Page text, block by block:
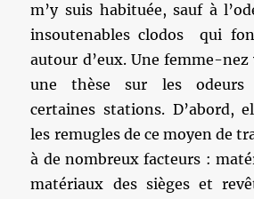
m’y suis habituée, sauf à
insoutenables clodos qui
autour d’eux. Une femme-
une thèse sur les odeurs
certaines stations. D’abord,
les remugles de ce moyen de
à de nombreux facteurs :
matériaux des sièges et